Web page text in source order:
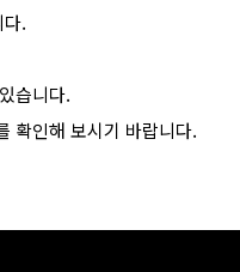
.
습니다.
확인해 보시기 바랍니다.